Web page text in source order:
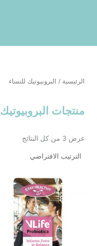
الرئيسية / البروبيوتيك للنساء
منتجات البروبيوتيك
عرض ⁦3⁩ من كل النتائج